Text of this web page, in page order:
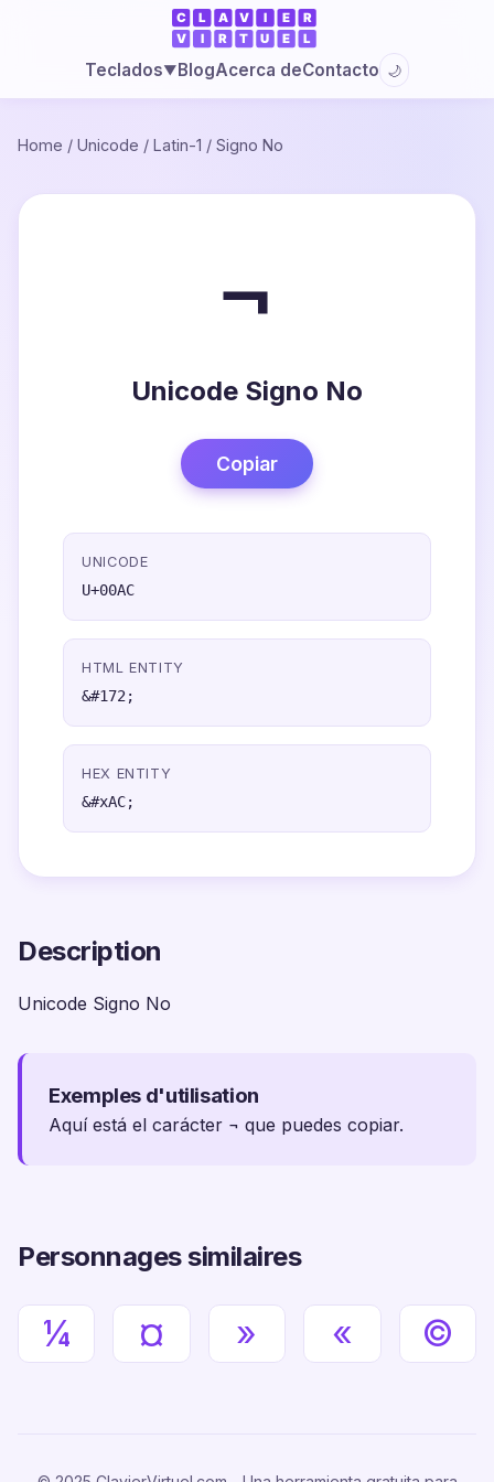
Teclados▼BlogAcerca deContacto 🌙
Home / Unicode / Latin-1 / Signo No
¬
Unicode Signo No
Copiar
UNICODE
U+00AC
HTML ENTITY
&#172;
HEX ENTITY
&#xAC;
Description
Unicode Signo No
Exemples d'utilisation
Aquí está el carácter ¬ que puedes copiar.
Personnages similaires
¼ ¤ » « ©